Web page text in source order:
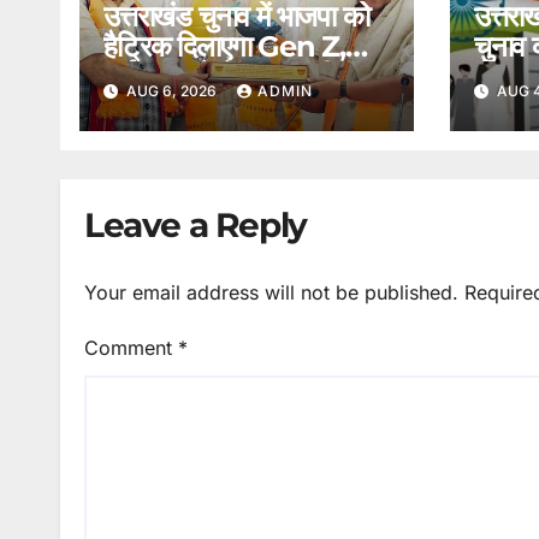
उत्तराखंड चुनाव में भाजपा को
हैट्रिक दिलाएगा Gen Z,
हाईकमान ने तैयार कर ली
रणनीति।
AUG 6, 2026 ADMIN
चुनाव
से AUG
Leave a Reply
Your email address will not be published.
Comment *